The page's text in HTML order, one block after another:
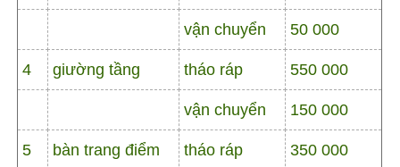
vận chuyển 50 000
4 giường tầng tháo ráp 550 000
vận chuyển 150 000
5 bàn trang điểm tháo ráp 350 000